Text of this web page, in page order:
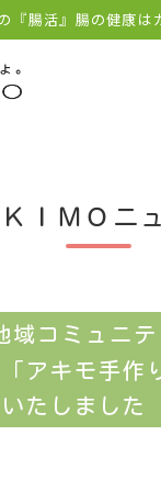
『腸活』腸の健康は
ＩＭＯニ
域コミュニ
アキモ手作
たしました